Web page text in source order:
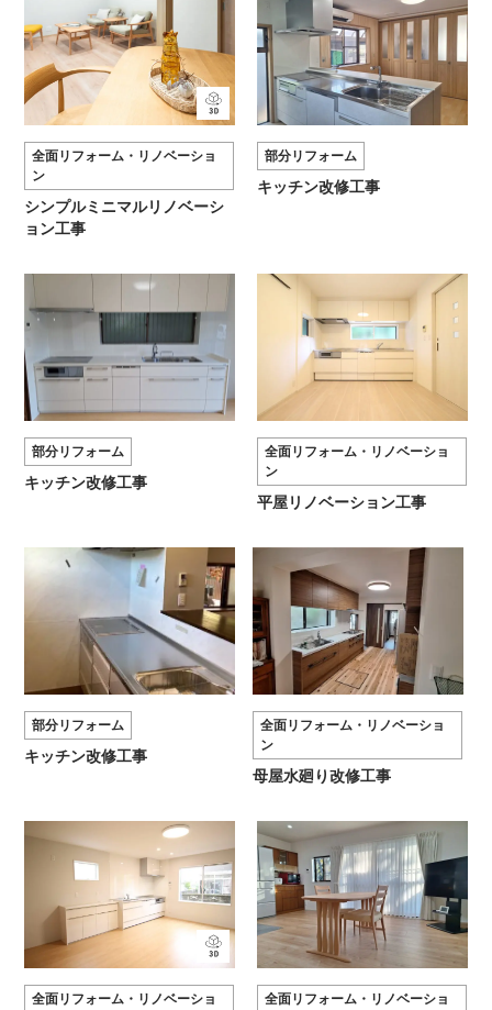
全面リフォーム・リノベーショ
ン
シンプルミニマルリノベーシ
ョン工事
部分リフォーム
キッチン改修工事
部分リフォーム
キッチン改修工事
全面リフォーム・リノベーショ
ン
平屋リノベーション工事
部分リフォーム
キッチン改修工事
全面リフォーム・リノベーショ
ン
母屋水廻り改修工事
全面リフォーム・リノベーショ
全面リフォーム・リノベーショ